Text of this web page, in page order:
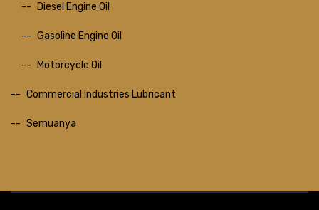
Diesel Engine Oil
Gasoline Engine Oil
Motorcycle Oil
Commercial Industries Lubricant
Semuanya